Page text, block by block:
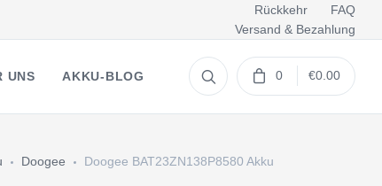
Rückkehr
FAQ
Versand & Bezahlung
UNS AKKU-BLOG 0 €0.00
Doogee Doogee BAT23ZN138P8580 Akku